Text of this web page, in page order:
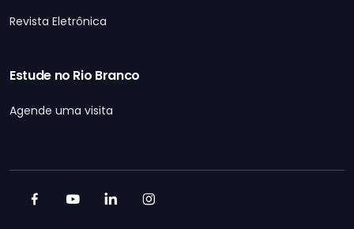
Revista Eletrônica
Estude no Rio Branco
Agende uma visita